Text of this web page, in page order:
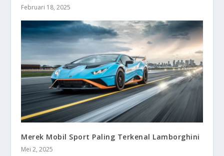
Februari 18, 2025
Merek Mobil Sport Paling Terkenal Lamborghini
Mei 2, 2025